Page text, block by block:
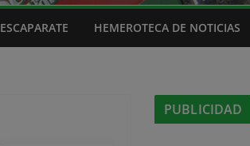
ESCAPARATE HEMEROTECA DE NOTICIAS
PUBLICIDAD